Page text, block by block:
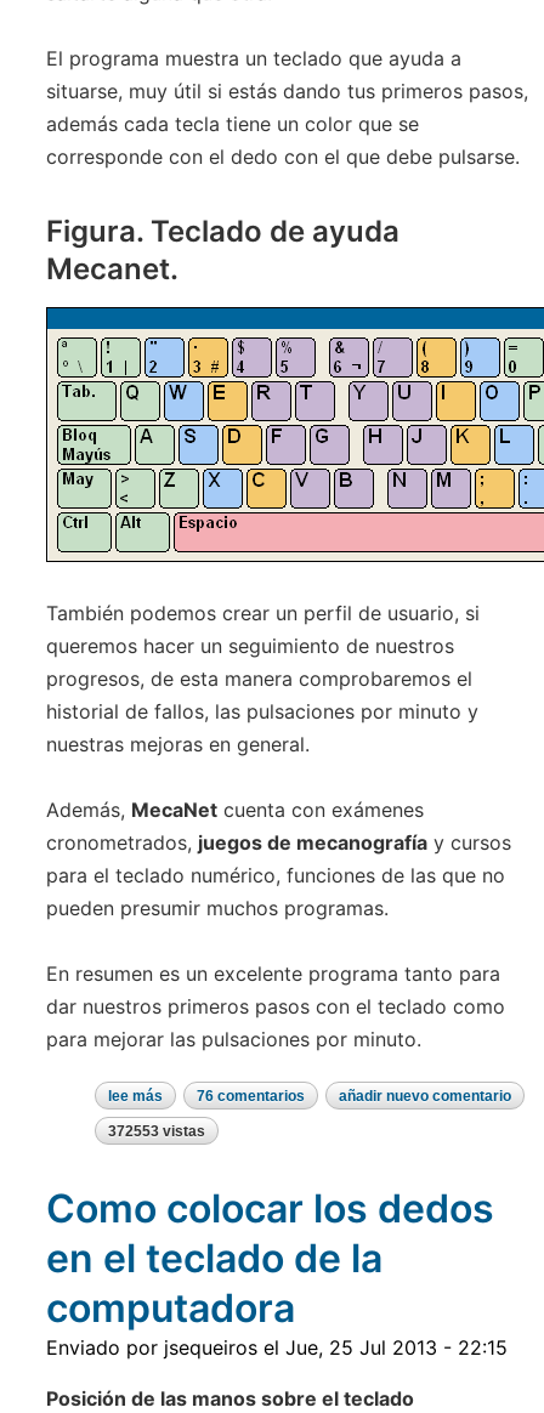
El programa muestra un teclado que ayuda a
situarse, muy útil si estás dando tus primeros pasos,
además cada tecla tiene un color que se
corresponde con el dedo con el que debe pulsarse.
Figura. Teclado de ayuda
Mecanet.
También podemos crear un perfil de usuario, si
queremos hacer un seguimiento de nuestros
progresos, de esta manera comprobaremos el
historial de fallos, las pulsaciones por minuto y
nuestras mejoras en general.
Además, MecaNet cuenta con exámenes
cronometrados, juegos de mecanografía y cursos
para el teclado numérico, funciones de las que no
pueden presumir muchos programas.
En resumen es un excelente programa tanto para
dar nuestros primeros pasos con el teclado como
para mejorar las pulsaciones por minuto.
lee más sobre
con
mecanet
aprenda
con
los
dedos
76 comentarios añadir nuevo comentario
372553 vistas
Como colocar los dedos
en el teclado de la
computadora
Enviado por jsequeiros el Jue, 25 Jul 2013 - 22:15
Posición de las manos sobre el teclado